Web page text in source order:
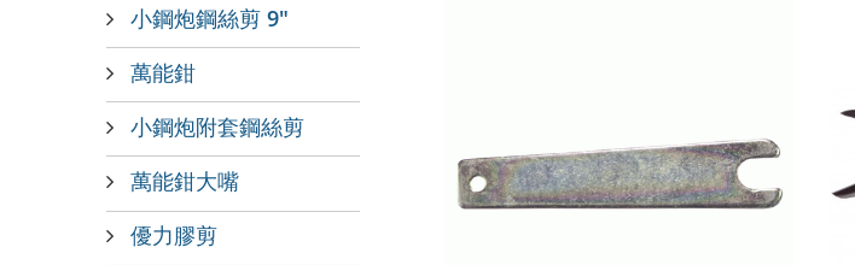
小鋼炮鋼絲剪 9"
萬能鉗
小鋼炮附套鋼絲剪
萬能鉗大嘴
優力膠剪